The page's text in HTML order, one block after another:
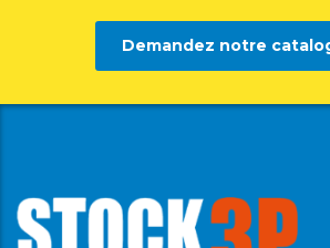
Demandez notre